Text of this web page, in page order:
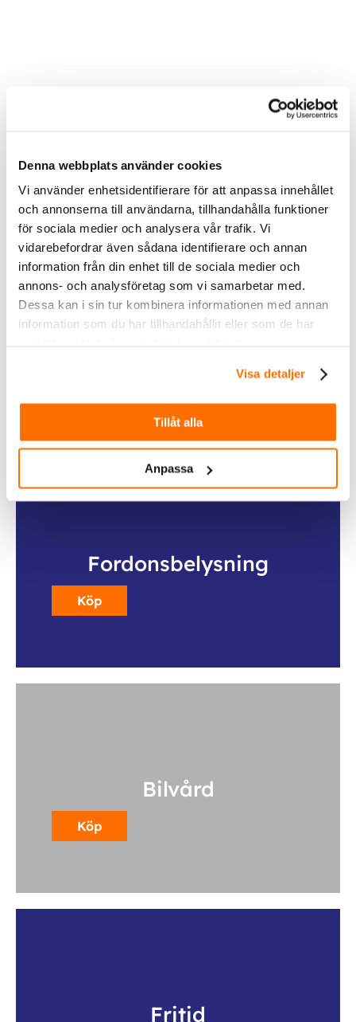
Denna webbplats använder cookies
Vi använder enhetsidentifierare för att anpassa innehållet
och annonserna till användarna, tillhandahålla funktioner
för sociala medier och analysera vår trafik. Vi
vidarebefordrar även sådana identifierare och annan
information från din enhet till de sociala medier och
annons- och analysföretag som vi samarbetar med.
Dessa kan i sin tur kombinera informationen med annan
information som du har tillhandahållit eller som de har
Visa detaljer
Tillåt alla
Anpassa
Fordonsbelysning
Köp
Inom &
Fritid
Bilvård
Köp